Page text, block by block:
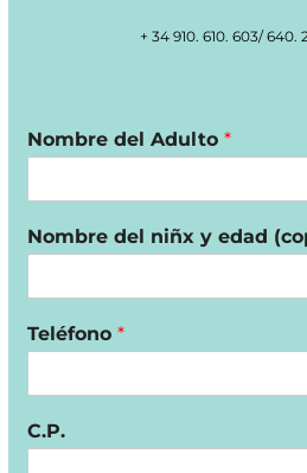
+ 34 910. 610. 603/ 640.
Nombre del Adulto*
Nombre del niñx y edad
Teléfono*
C.P.